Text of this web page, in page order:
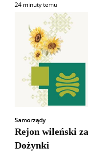
24 minuty temu
Samorządy
Rejon wileński
Dożynki